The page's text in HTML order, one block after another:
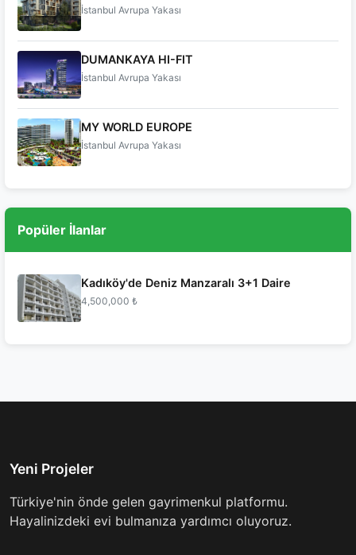
İstanbul Avrupa Yakası
DUMANKAYA HI-FIT
İstanbul Avrupa Yakası
MY WORLD EUROPE
İstanbul Avrupa Yakası
Popüler İlanlar
Kadıköy'de Deniz Manzaralı 3+1 Daire
4,500,000 ₺
Yeni Projeler
Türkiye'nin önde gelen gayrimenkul platformu.
Hayalinizdeki evi bulmanıza yardımcı oluyoruz.